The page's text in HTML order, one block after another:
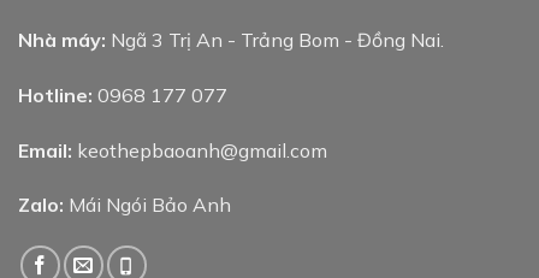
Nhà máy: Ngã 3 Trị An - Trảng Bom - Đồng Nai.
Hotline: 0968 177 077
Email: keothepbaoanh@gmail.com
Zalo: Mái Ngói Bảo Anh